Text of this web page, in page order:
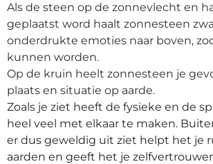
Als de steen op de zonnevlecht en
geplaatst word haalt zonnesteen
onderdrukte emoties naar boven,
kunnen worden.
Op de kruin heelt zonnesteen je
plaats en situatie op aarde.
Zoals je ziet heeft de fysieke en de
heel veel met elkaar te maken.
er dus geweldig uit ziet helpt het je
aarden en geeft het je